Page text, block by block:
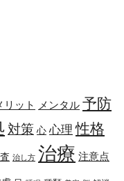
リット メンタル 予防
対策 心 心理 性格
治し方 治療 注意点